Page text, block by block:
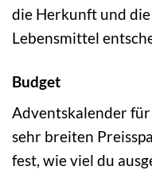
die Herkunft und
Lebensmittel
Budget
Adventskalender
sehr breiten
fest, wie viel du